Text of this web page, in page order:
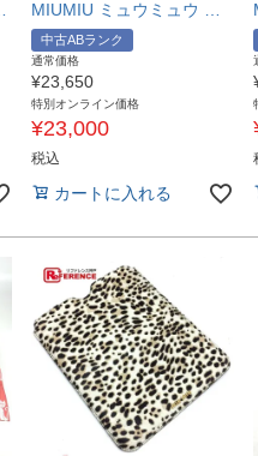
中古ABランク
通常価格
¥23,650
特別オンライン価格
¥23,000
税込
カートに入れる